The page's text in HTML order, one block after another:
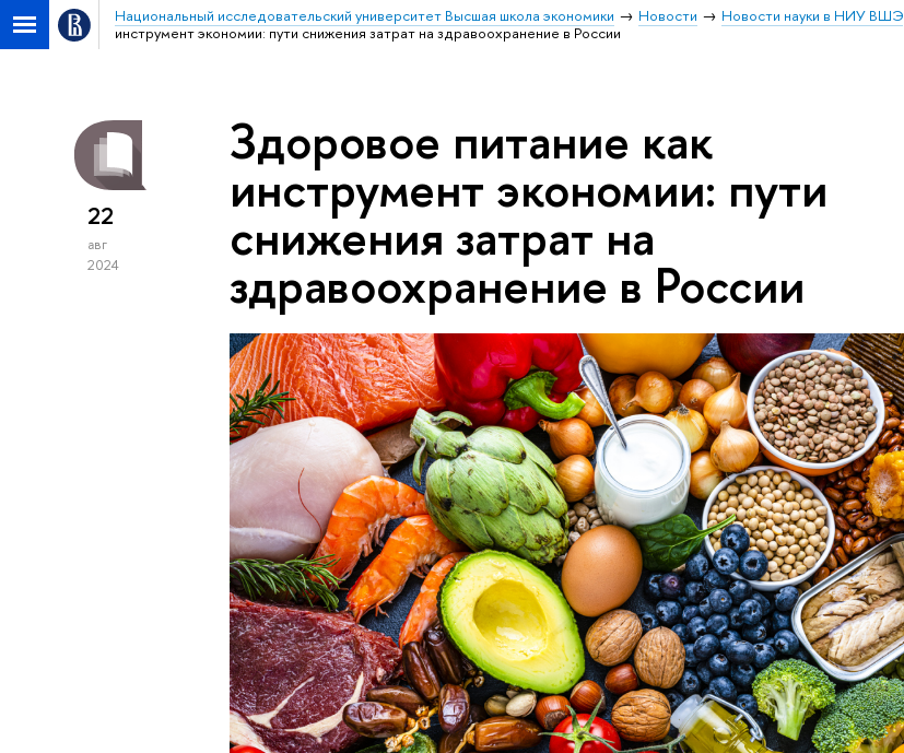
Национальный исследовательский университет Высшая школа экономики Новости Новости науки в НИУ ВШЭ
инструмент экономии: пути снижения затрат на здравоохранение в России
22
авг
2024
Здоровое питание как
инструмент экономии: пути
снижения затрат на
здравоохранение в России